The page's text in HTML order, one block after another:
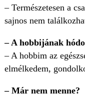
– Természetesen a
sajnos nem
– A hobbijának
– A hobbim az
elmélkedem,
– Már nem menne?